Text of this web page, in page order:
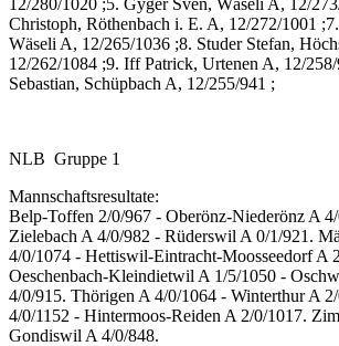
Christoph, Röthenbach i. E. A, 12/272/1001
Wäseli A, 12/265/1036 ;8. Studer Stefan,
12/262/1084 ;9. Iff Patrick, Urtenen A, 12/
Sebastian, Schüpbach A, 12/255/941 ;
NLB Gruppe 1
Mannschaftsresultate:
Belp-Toffen 2/0/967 - Oberönz-Niederönz A
Zielebach A 4/0/982 - Rüderswil A 0/1/921.
4/0/1074 - Hettiswil-Eintracht-Moosseedorf A
Oeschenbach-Kleindietwil A 1/5/1050 -
4/0/915. Thörigen A 4/0/1064 - Winterthur A
4/0/1152 - Hintermoos-Reiden A 2/0/1017.
Gondiswil A 4/0/848.